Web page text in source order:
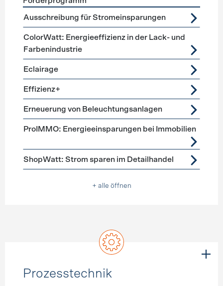
Förderprogramme Beleuchtung
Ausschreibung für Stromeinsparungen
ColorWatt: Energieeffizienz in der Lack- und
Farbenindustrie
Eclairage
Effizienz+
Erneuerung von Beleuchtungsanlagen
ProIMMO: Energieeinsparungen bei Immobilien
ShopWatt: Strom sparen im Detailhandel
+ alle öffnen
Prozesstechnik